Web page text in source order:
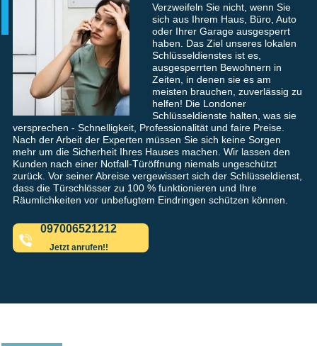
Verzweifeln Sie nicht, wenn Sie
sich aus Ihrem Haus, Büro, Auto
oder Ihrer Garage ausgesperrt
haben. Das Ziel unseres lokalen
Schlüsseldienstes ist es,
ausgesperrten Bewohnern in
Zeiten, in denen sie es am
meisten brauchen, zuverlässig zu
helfen! Die Londoner
Schlüsseldienste halten, was sie
versprechen - Schnelligkeit, Professionalität und faire Preise.
Nach der Arbeit der Experten müssen Sie sich keine Sorgen
mehr um die Sicherheit Ihres Hauses machen. Wir lassen den
Kunden nach einer Notfall-Türöffnung niemals ungeschützt
zurück. Vor seiner Abreise vergewissert sich der Schlüsseldienst,
dass die Türschlösser zu 100 % funktionieren und Ihre
Räumlichkeiten vor unbefugtem Eindringen schützen können.
097006521212
Jetzt anrufen!!